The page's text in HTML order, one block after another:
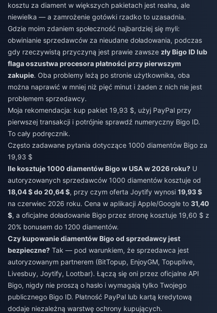
kosztu za diament w większych pakietach jest realna, ale
niewielka — a zamrożenie gotówki rzadko to uzasadnia.
Gdzie moim zdaniem społeczność najbardziej się myli:
obwinianie sprzedawców za nieudane doładowania, podczas
gdy rzeczywistą przyczyną jest prawie zawsze zły Bigo ID lub
flaga oszustwa procesora płatności przy pierwszym
zakupie. Oba problemy leżą po stronie użytkownika, oba
można naprawić w mniej niż pięć minut i żaden z nich nie jest
problemem sprzedawcy.
Moja rekomendacja: kup pakiet 19,93 $, użyj PayPal przy
pierwszej transakcji i potrójnie sprawdź numeryczny Bigo ID.
To cały podręcznik.
Często zadawane pytania dotyczące 1000 diamentów Bigo za
19,93 $
Ile kosztuje 1000 diamentów Bigo w USA w 2026 roku? U
autoryzowanych sprzedawców 1000 diamentów kosztuje od
18,04 $ do 20,64 $, przy czym oferta Joytify wynosi 19,93 $
na czerwiec 2026 roku. Cena w aplikacji Apple/Google to 31,40
$, a oficjalne doładowanie Bigo przez stronę kosztuje 19,60 $ z
20% bonusem do 1200 diamentów.
Czy kupowanie diamentów Bigo od sprzedawcy jest
bezpieczne? Tak — pod warunkiem, że sprzedawca jest
autoryzowanym partnerem (BitTopup, EnjoyGM, Topuplive,
Livesbuy, Joytify, Lootbar). Łączą się oni przez oficjalne API
Bigo, nigdy nie proszą o hasło i wymagają tylko Twojego
publicznego Bigo ID. Płatność PayPal lub kartą kredytową
dodaje niezależną warstwę ochrony kupujących.